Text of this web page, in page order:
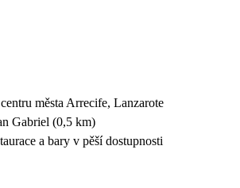
města Arrecife, Lanzarote
Gabriel (0,5 km)
a bary v pěší dostupnosti